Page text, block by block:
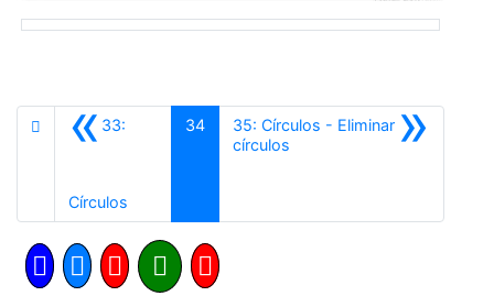
«33:
Círculos
34 »
35: Círculos - Eliminar
círculos